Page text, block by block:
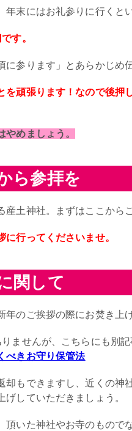
年末にはお礼参りに行くと
す。
に参ります」とあらかじめ
を頑張ります！なので後押
やめましょう。
ら参拝を
産土神社。まずはここから
行ってくださいませ。
関して
年のご挨拶の際にお焚き上
ませんが、こちらにも別
べきお守り保管法
却もできますし、近くの神
していただきましょう。
頂いた神社やお寺のもので